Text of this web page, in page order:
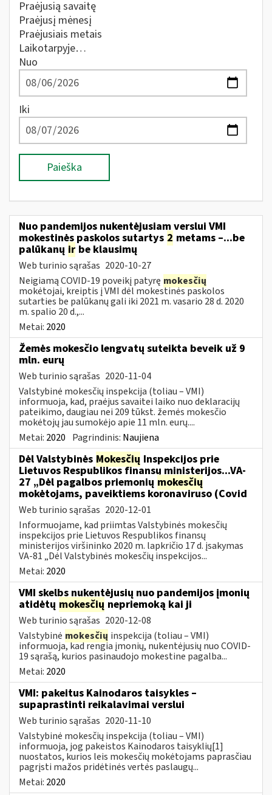
Praėjusią savaitę
Praėjusį mėnesį
Praėjusiais metais
Laikotarpyje…
Nuo
Iki
Paieška
Nuo pandemijos nukentėjusiam verslui VMI
mokestinės paskolos sutartys 2 metams –...be
palūkanų ir be klausimų
Web turinio sąrašas 2020-10-27
Neigiamą COVID-19 poveikį patyrę mokesčių
mokėtojai, kreiptis į VMI dėl mokestinės paskolos
sutarties be palūkanų gali iki 2021 m. vasario 28 d. 2020
m. spalio 20 d.,...
Metai: 2020
Žemės mokesčio lengvatų suteikta beveik už 9
mln. eurų
Web turinio sąrašas 2020-11-04
Valstybinė mokesčių inspekcija (toliau – VMI)
informuoja, kad, praėjus savaitei laiko nuo deklaracijų
pateikimo, daugiau nei 209 tūkst. žemės mokesčio
mokėtojų jau sumokėjo apie 11 mln. eurų....
Metai: 2020 Pagrindinis: Naujiena
Dėl Valstybinės Mokesčių Inspekcijos prie
Lietuvos Respublikos finansų ministerijos...VA-
27 „Dėl pagalbos priemonių mokesčių
mokėtojams, paveiktiems koronaviruso (Covid
Web turinio sąrašas 2020-12-01
Informuojame, kad priimtas Valstybinės mokesčių
inspekcijos prie Lietuvos Respublikos finansų
ministerijos viršininko 2020 m. lapkričio 17 d. įsakymas
VA-81 „Dėl Valstybinės mokesčių inspekcijos...
Metai: 2020
VMI skelbs nukentėjusių nuo pandemijos įmonių
atidėtų mokesčių nepriemoką kai ji
Web turinio sąrašas 2020-12-08
Valstybinė mokesčių inspekcija (toliau – VMI)
informuoja, kad rengia įmonių, nukentėjusių nuo COVID-
19 sąrašą, kurios pasinaudojo mokestine pagalba...
Metai: 2020
VMI: pakeitus Kainodaros taisykles –
supaprastinti reikalavimai verslui
Web turinio sąrašas 2020-11-10
Valstybinė mokesčių inspekcija (toliau – VMI)
informuoja, jog pakeistos Kainodaros taisyklių[1]
nuostatos, kurios leis mokesčių mokėtojams paprasčiau
pagrįsti mažos pridėtinės vertės paslaugų...
Metai: 2020